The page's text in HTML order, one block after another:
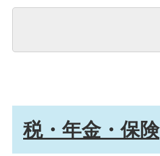
税・年金・保険